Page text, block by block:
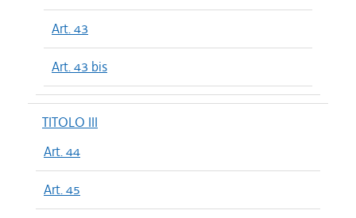
Art. 43
Art. 43 bis
TITOLO III
Art. 44
Art. 45